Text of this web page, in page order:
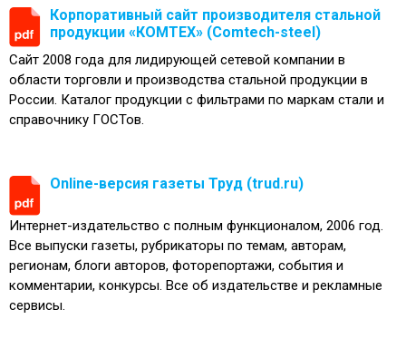
Корпоративный сайт производителя стальной
продукции «КОМТЕХ» (Comtech-steel)
Сайт 2008 года для лидирующей сетевой компании в
области торговли и производства стальной продукции в
России. Каталог продукции с фильтрами по маркам стали и
справочнику ГОСТов.
Online-версия газеты Труд (trud.ru)
Интернет-издательство с полным функционалом, 2006 год.
Все выпуски газеты, рубрикаторы по темам, авторам,
регионам, блоги авторов, фоторепортажи, события и
комментарии, конкурсы. Все об издательстве и рекламные
сервисы.